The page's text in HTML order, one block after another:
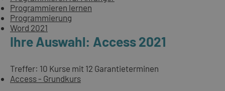
Programmieren lernen
Programmierung
Word 2021
Ihre Auswahl: Access 2021
Treffer: 10 Kurse mit 12 Garantieterminen
Access - Grundkurs